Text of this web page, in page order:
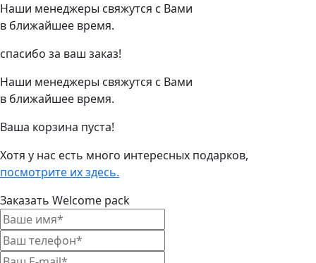
Наши менеджеры свяжутся с Вами
в ближайшее время.
спасибо за ваш заказ!
Наши менеджеры свяжутся с Вами
в ближайшее время.
Ваша корзина пуста!
Хотя у нас есть много интересных подарков,
посмотрите их здесь.
Заказать Welcome pack